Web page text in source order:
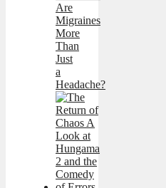
Are
Migraines
More
Than
Just
a
Headache?